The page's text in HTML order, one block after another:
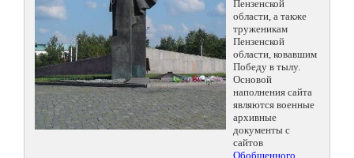
Пензенской
области, а также
труженикам
Пензенской
области, ковавшим
Победу в тылу.
Основой
наполнения сайта
являются военные
архивные
документы с
сайтов
Обобщенного